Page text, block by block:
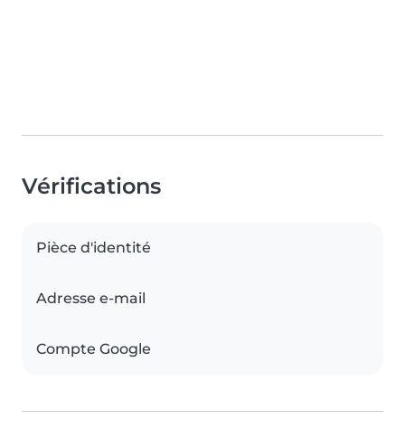
Vérifications
Pièce d'identité
Adresse e-mail
Compte Google